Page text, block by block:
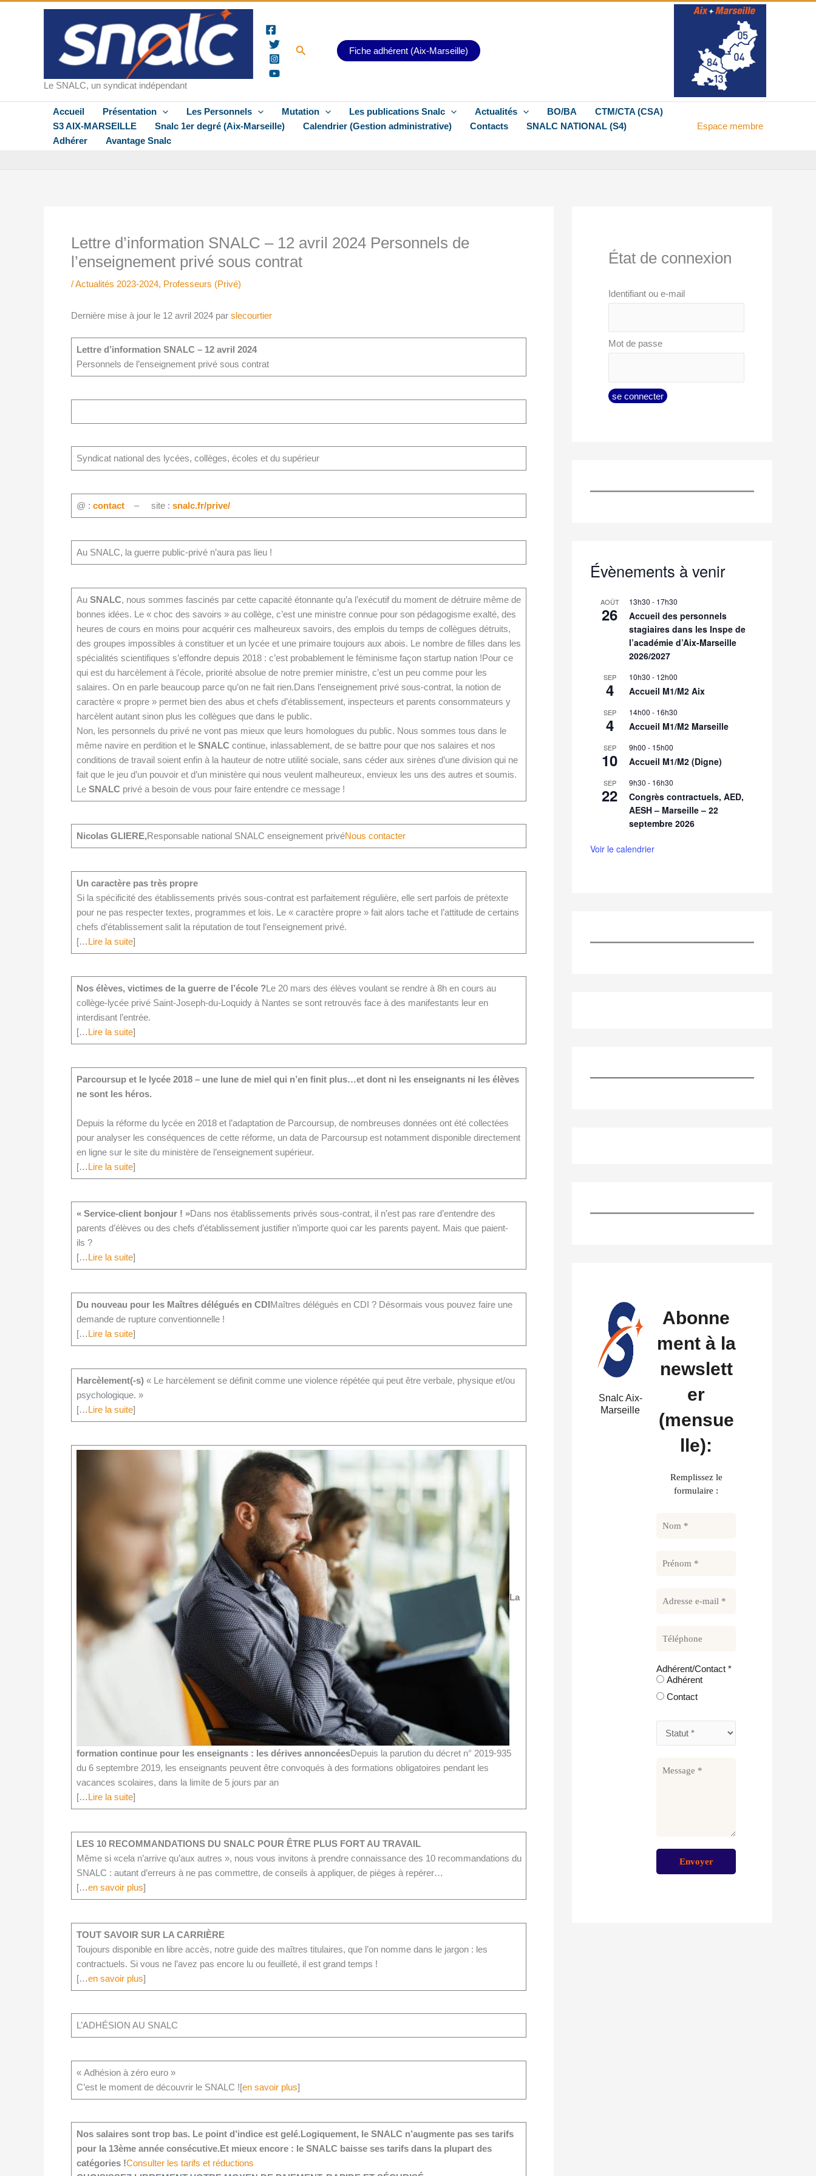
Le SNALC, un syndicat indépendant
RechercherFiche adhérent (Aix-Marseille)
Accueil Présentation Les Personnels Mutation Les publications Snalc Actualités BO/BA
CTM/CTA (CSA)
S3 AIX-MARSEILLE
Snalc 1er degré (Aix-Marseille) Calendrier (Gestion administrative) Contacts
SNALC NATIONAL (S4)
Adhérer
Avantage Snalc
Espace membre
Lettre d’information SNALC – 12 avril 2024 Personnels de
l’enseignement privé sous contrat
/Actualités 2023-2024, Professeurs (Privé)
Dernière mise à jour le 12 avril 2024 par slecourtier
Lettre d’information SNALC – 12 avril 2024
Personnels de l’enseignement privé sous contrat
Syndicat national des lycées, collèges, écoles et du supérieur
@ : contact– site : snalc.fr/prive/
Au SNALC, la guerre public-privé n’aura pas lieu !
Au SNALC, nous sommes fascinés par cette capacité étonnante qu’a l’exécutif du moment de détruire même de
bonnes idées. Le « choc des savoirs » au collège, c’est une ministre connue pour son pédagogisme exalté, des
heures de cours en moins pour acquérir ces malheureux savoirs, des emplois du temps de collègues détruits,
des groupes impossibles à constituer et un lycée et une primaire toujours aux abois. Le nombre de filles dans les
spécialités scientifiques s’effondre depuis 2018 : c’est probablement le féminisme façon startup nation !Pour ce
qui est du harcèlement à l’école, priorité absolue de notre premier ministre, c’est un peu comme pour les
salaires. On en parle beaucoup parce qu’on ne fait rien.Dans l’enseignement privé sous-contrat, la notion de
caractère « propre » permet bien des abus et chefs d’établissement, inspecteurs et parents consommateurs y
harcèlent autant sinon plus les collègues que dans le public.
Non, les personnels du privé ne vont pas mieux que leurs homologues du public. Nous sommes tous dans le
même navire en perdition et le SNALC continue, inlassablement, de se battre pour que nos salaires et nos
conditions de travail soient enfin à la hauteur de notre utilité sociale, sans céder aux sirènes d’une division qui ne
fait que le jeu d’un pouvoir et d’un ministère qui nous veulent malheureux, envieux les uns des autres et soumis.
Le SNALC privé a besoin de vous pour faire entendre ce message !
Nicolas GLIERE,Responsable national SNALC enseignement privéNous contacter
Un caractère pas très propre
Si la spécificité des établissements privés sous-contrat est parfaitement régulière, elle sert parfois de prétexte
pour ne pas respecter textes, programmes et lois. Le « caractère propre » fait alors tache et l’attitude de certains
chefs d’établissement salit la réputation de tout l’enseignement privé.
[…Lire la suite]
Nos élèves, victimes de la guerre de l’école ?Le 20 mars des élèves voulant se rendre à 8h en cours au
collège-lycée privé Saint-Joseph-du-Loquidy à Nantes se sont retrouvés face à des manifestants leur en
interdisant l’entrée.
[…Lire la suite]
Parcoursup et le lycée 2018 – une lune de miel qui n’en finit plus…et dont ni les enseignants ni les élèves
ne sont les héros.
Depuis la réforme du lycée en 2018 et l’adaptation de Parcoursup, de nombreuses données ont été collectées
pour analyser les conséquences de cette réforme, un data de Parcoursup est notamment disponible directement
en ligne sur le site du ministère de l’enseignement supérieur.
[…Lire la suite]
« Service-client bonjour ! »Dans nos établissements privés sous-contrat, il n’est pas rare d’entendre des
parents d’élèves ou des chefs d’établissement justifier n’importe quoi car les parents payent. Mais que paient-
ils ?
[…Lire la suite]
Du nouveau pour les Maîtres délégués en CDIMaîtres délégués en CDI ? Désormais vous pouvez faire une
demande de rupture conventionnelle !
[…Lire la suite]
Harcèlement(-s) « Le harcèlement se définit comme une violence répétée qui peut être verbale, physique et/ou
psychologique. »
[…Lire la suite]
La
formation continue pour les enseignants : les dérives annoncéesDepuis la parution du décret n° 2019-935
du 6 septembre 2019, les enseignants peuvent être convoqués à des formations obligatoires pendant les
vacances scolaires, dans la limite de 5 jours par an
[…Lire la suite]
LES 10 RECOMMANDATIONS DU SNALC POUR ÊTRE PLUS FORT AU TRAVAIL
Même si «cela n’arrive qu’aux autres », nous vous invitons à prendre connaissance des 10 recommandations du
SNALC : autant d’erreurs à ne pas commettre, de conseils à appliquer, de pièges à repérer…
[…en savoir plus]
TOUT SAVOIR SUR LA CARRIÈRE
Toujours disponible en libre accès, notre guide des maîtres titulaires, que l’on nomme dans le jargon : les
contractuels. Si vous ne l’avez pas encore lu ou feuilleté, il est grand temps !
[…en savoir plus]
L’ADHÉSION AU SNALC
« Adhésion à zéro euro »
C’est le moment de découvrir le SNALC ![en savoir plus]
Nos salaires sont trop bas. Le point d’indice est gelé.Logiquement, le SNALC n’augmente pas ses tarifs
pour la 13ème année consécutive.Et mieux encore : le SNALC baisse ses tarifs dans la plupart des
catégories !Consulter les tarifs et réductions
État de connexion
Identifiant ou e-mail
Mot de passe
Évènements à venir
AOÛT
26
13h30 - 17h30
Accueil des personnels
stagiaires dans les Inspe de
l’académie d’Aix-Marseille
2026/2027
SEP
4
10h30 - 12h00
Accueil M1/M2 Aix
SEP
4
14h00 - 16h30
Accueil M1/M2 Marseille
SEP
10
9h00 - 15h00
Accueil M1/M2 (Digne)
SEP
22
9h30 - 16h30
Congrès contractuels, AED,
AESH – Marseille – 22
septembre 2026
Voir le calendrier
Snalc Aix-
Marseille
Abonne
ment à la
newslett
er
(mensue
lle):
Remplissez le
formulaire :
Adhérent/Contact *
Adhérent
Contact